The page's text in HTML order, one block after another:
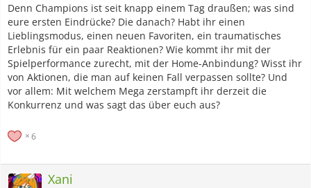
Denn Champions ist seit knapp einem Tag draußen; was sind
eure ersten Eindrücke? Die danach? Habt ihr einen
Lieblingsmodus, einen neuen Favoriten, ein traumatisches
Erlebnis für ein paar Reaktionen? Wie kommt ihr mit der
Spielperformance zurecht, mit der Home-Anbindung? Wisst ihr
von Aktionen, die man auf keinen Fall verpassen sollte? Und
vor allem: Mit welchem Mega zerstampft ihr derzeit die
Konkurrenz und was sagt das über euch aus?
6
Xani